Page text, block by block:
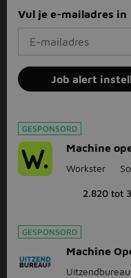
Vul je e-mailadres in
Job alert
GESPONSORD
Machine
Workster
2.820 tot
GESPONSORD
Machine
Uitzendbureau